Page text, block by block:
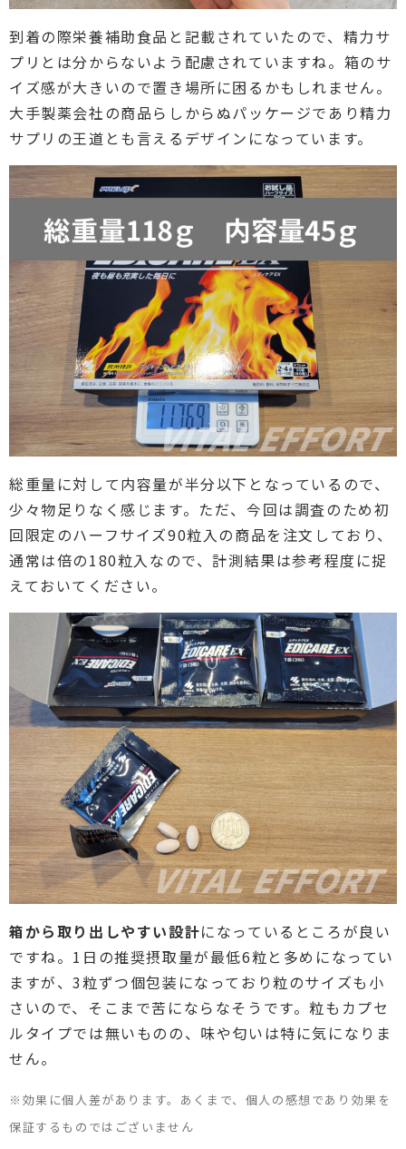
到着の際栄養補助食品と記載されていたので、精力サ
プリとは分からないよう配慮されていますね。箱のサ
イズ感が大きいので置き場所に困るかもしれません。
大手製薬会社の商品らしからぬパッケージであり精力
サプリの王道とも言えるデザインになっています。
総重量に対して内容量が半分以下となっているので、
少々物足りなく感じます。ただ、今回は調査のため初
回限定のハーフサイズ90粒入の商品を注文しており、
通常は倍の180粒入なので、計測結果は参考程度に捉
えておいてください。
箱から取り出しやすい設計になっているところが良い
ですね。1日の推奨摂取量が最低6粒と多めになってい
ますが、3粒ずつ個包装になっており粒のサイズも小
さいので、そこまで苦にならなそうです。粒もカプセ
ルタイプでは無いものの、味や匂いは特に気になりま
せん。
※効果に個人差があります。あくまで、個人の感想であり効果を
保証するものではございません